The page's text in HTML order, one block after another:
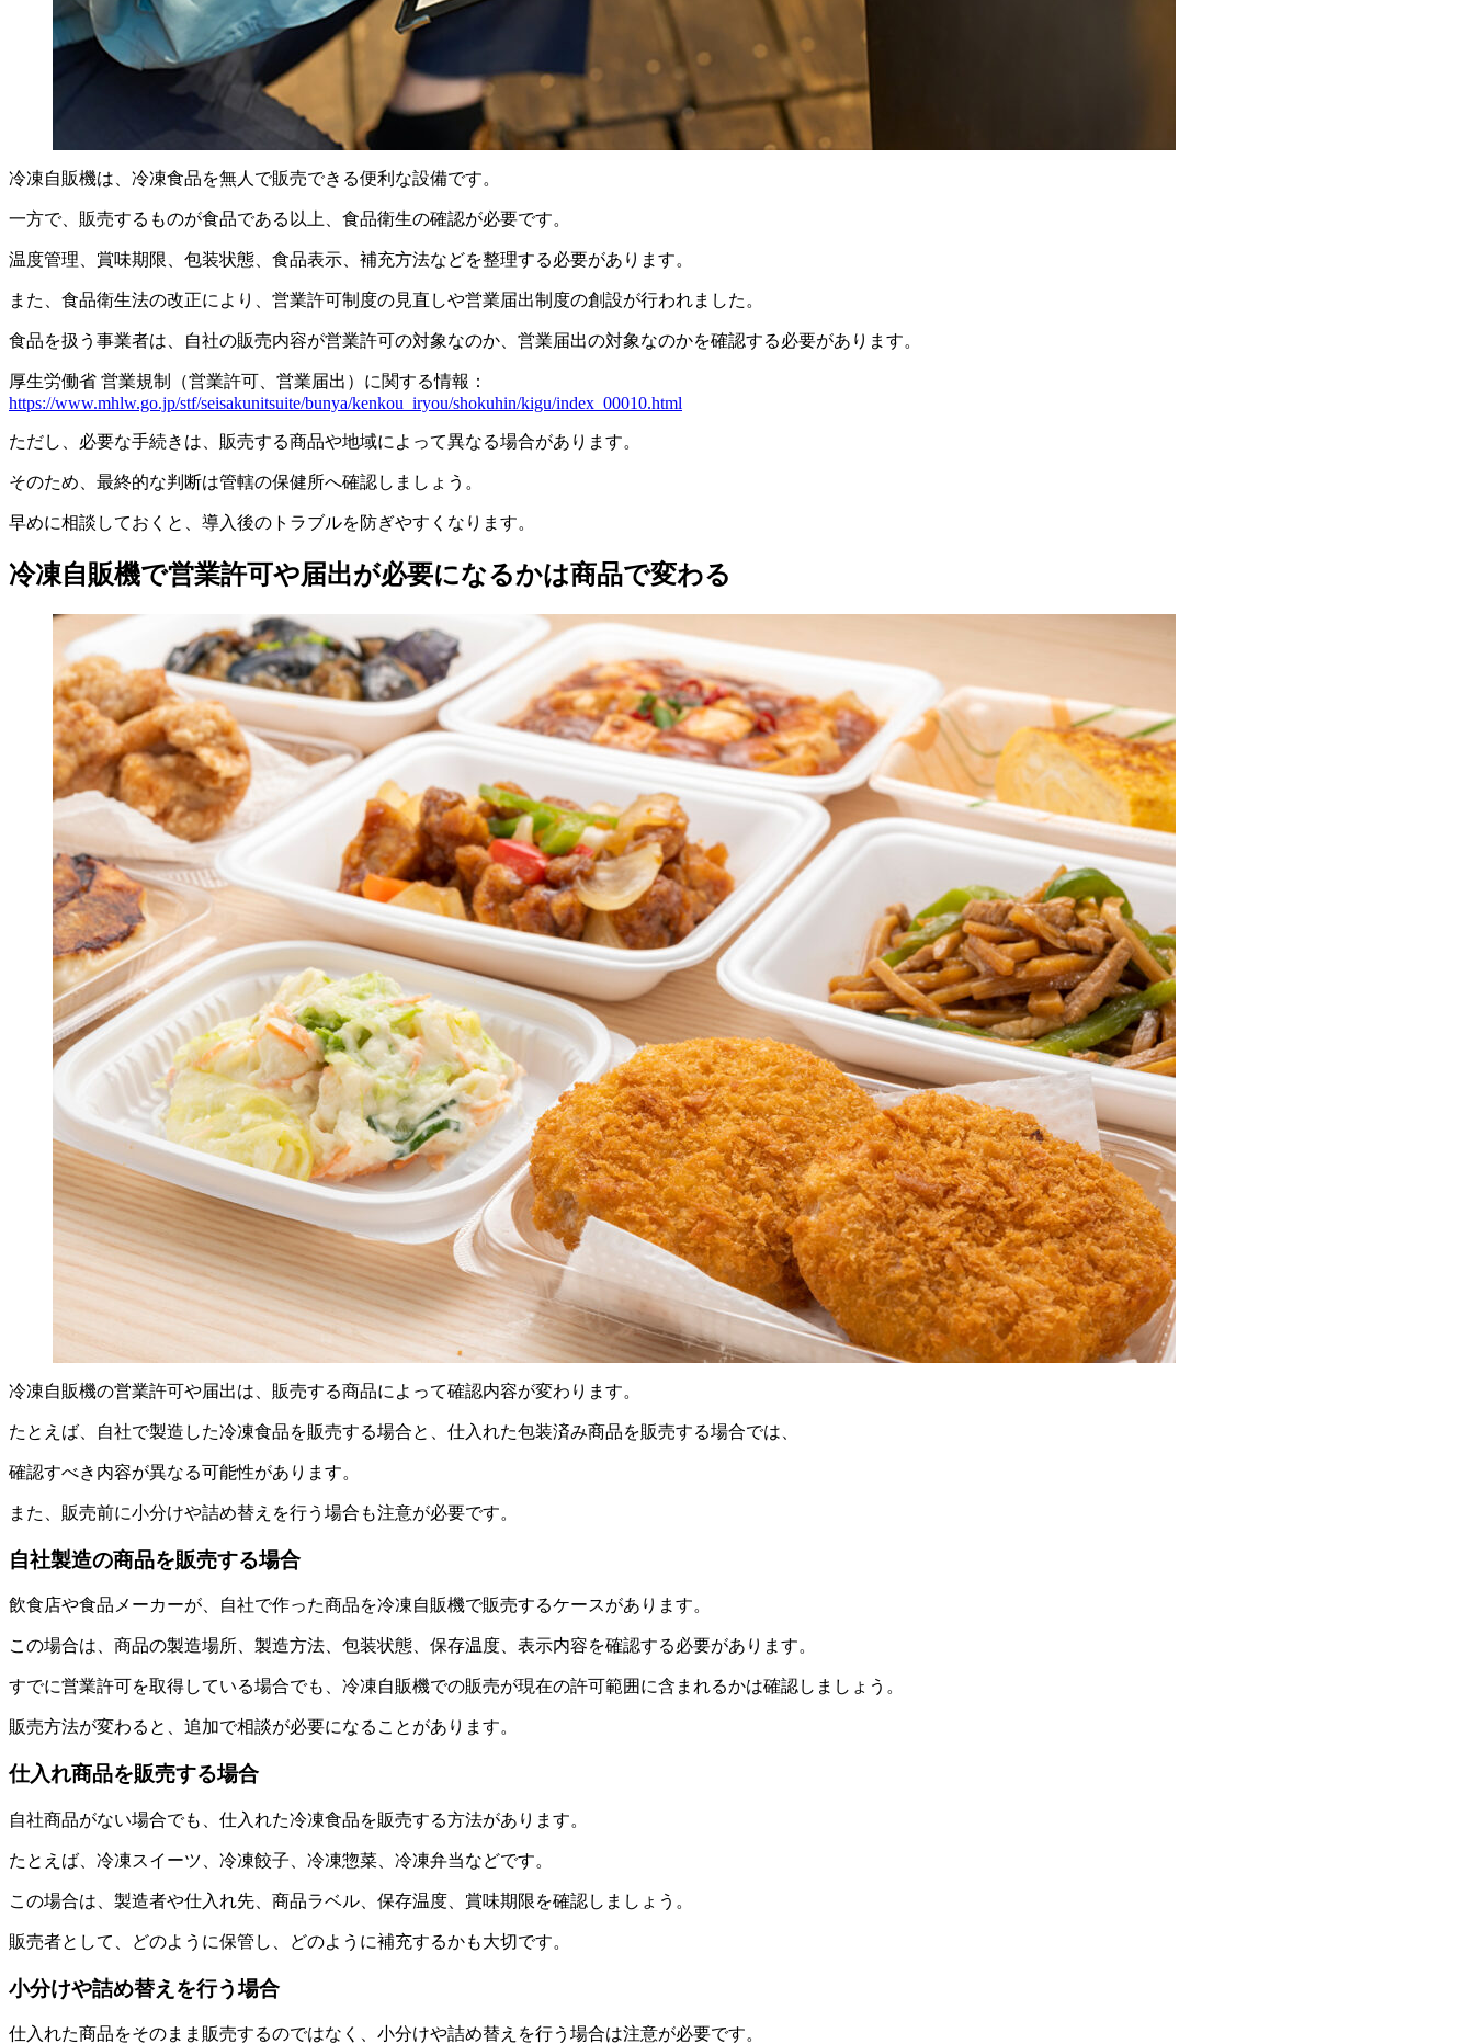
冷凍自販機は、冷凍食品を無人で販売できる便利な設備です。
一方で、販売するものが食品である以上、食品衛生の確認が必要です。
温度管理、賞味期限、包装状態、食品表示、補充方法などを整理する必要があります。
また、食品衛生法の改正により、営業許可制度の見直しや営業届出制度の創設が行われました。
食品を扱う事業者は、自社の販売内容が営業許可の対象なのか、営業届出の対象なのかを確認する必要があります。
厚生労働省 営業規制（営業許可、営業届出）に関する情報：
https://www.mhlw.go.jp/stf/seisakunitsuite/bunya/kenkou_iryou/shokuhin/kigu/index_00010.html
ただし、必要な手続きは、販売する商品や地域によって異なる場合があります。
そのため、最終的な判断は管轄の保健所へ確認しましょう。
早めに相談しておくと、導入後のトラブルを防ぎやすくなります。
冷凍自販機で営業許可や届出が必要になるかは商品で変わる
冷凍自販機の営業許可や届出は、販売する商品によって確認内容が変わります。
たとえば、自社で製造した冷凍食品を販売する場合と、仕入れた包装済み商品を販売する場合では、
確認すべき内容が異なる可能性があります。
また、販売前に小分けや詰め替えを行う場合も注意が必要です。
自社製造の商品を販売する場合
飲食店や食品メーカーが、自社で作った商品を冷凍自販機で販売するケースがあります。
この場合は、商品の製造場所、製造方法、包装状態、保存温度、表示内容を確認する必要があります。
すでに営業許可を取得している場合でも、冷凍自販機での販売が現在の許可範囲に含まれるかは確認しましょう。
販売方法が変わると、追加で相談が必要になることがあります。
仕入れ商品を販売する場合
自社商品がない場合でも、仕入れた冷凍食品を販売する方法があります。
たとえば、冷凍スイーツ、冷凍餃子、冷凍惣菜、冷凍弁当などです。
この場合は、製造者や仕入れ先、商品ラベル、保存温度、賞味期限を確認しましょう。
販売者として、どのように保管し、どのように補充するかも大切です。
小分けや詰め替えを行う場合
仕入れた商品をそのまま販売するのではなく、小分けや詰め替えを行う場合は注意が必要です。